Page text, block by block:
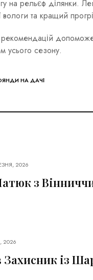
на рельєф
вологи та кращий
усього сезону.
НА ДАЧІ
2026
з
2026
Захисник із